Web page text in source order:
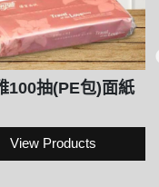
100抽(PE包)面紙
View Products